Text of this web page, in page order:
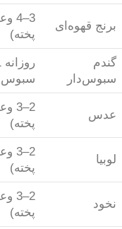
برنج قهوه‌ای
پخته)
گندم
سبوس‌دار
عدس
پخته)
لوبیا
پخته)
نخود
پخته)